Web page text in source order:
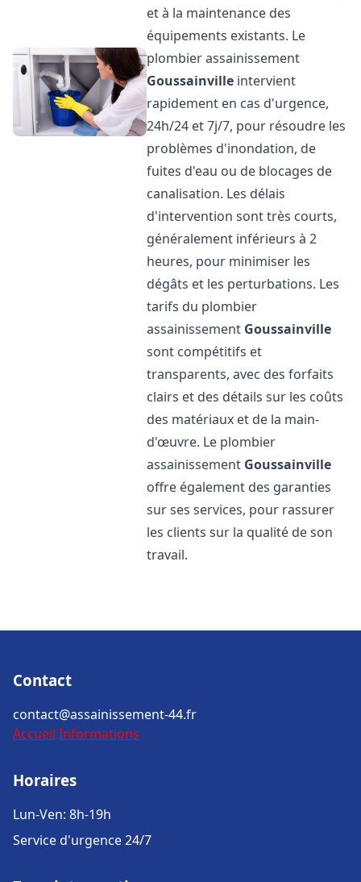
et à la maintenance des
équipements existants. Le
plombier assainissement
Goussainville intervient
rapidement en cas d'urgence,
24h/24 et 7j/7, pour résoudre les
problèmes d'inondation, de
fuites d'eau ou de blocages de
canalisation. Les délais
d'intervention sont très courts,
généralement inférieurs à 2
heures, pour minimiser les
dégâts et les perturbations. Les
tarifs du plombier
assainissement Goussainville
sont compétitifs et
transparents, avec des forfaits
clairs et des détails sur les coûts
des matériaux et de la main-
d'œuvre. Le plombier
assainissement Goussainville
offre également des garanties
sur ses services, pour rassurer
les clients sur la qualité de son
travail.
Contact
contact@assainissement-44.fr
Accueil Informations
Horaires
Lun-Ven: 8h-19h
Service d'urgence 24/7